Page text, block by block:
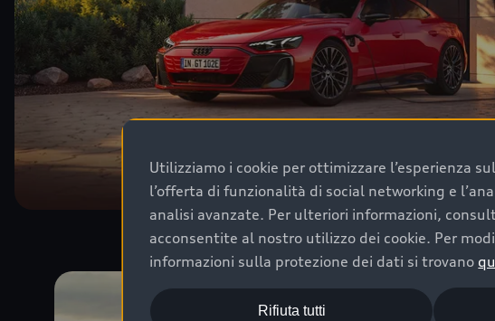
Utilizziamo i cookie per ottimizzare l’esperienza
l’offerta di funzionalità di social networking e
analisi avanzate. Per ulteriori informazioni,
acconsentite al nostro utilizzo dei cookie. Per
informazioni sulla protezione dei dati si trovano
Rifiuta tutti